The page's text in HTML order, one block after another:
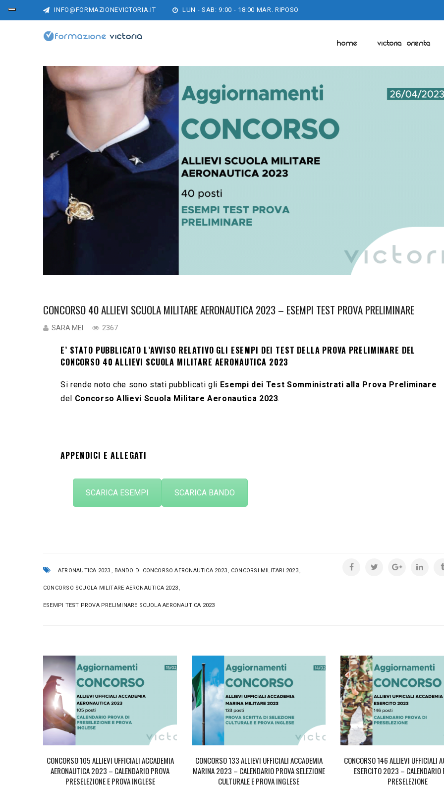
INFO@FORMAZIONEVICTORIA.IT LUN - SAB: 9:00 - 18:00 MAR. RIPOSO
HOME VICTORIA ORIENTA
CONCORSO 40 ALLIEVI SCUOLA MILITARE AERONAUTICA 2023 – ESEMPI TEST PROVA PRELIMINARE
SARA MEI 2367
E’ STATO PUBBLICATO L’AVVISO RELATIVO GLI ESEMPI DEI TEST DELLA PROVA PRELIMINARE DEL
CONCORSO 40 ALLIEVI SCUOLA MILITARE AERONAUTICA 2023
Si rende noto che sono stati pubblicati gli Esempi dei Test Somministrati alla Prova Preliminare
del Concorso Allievi Scuola Militare Aeronautica 2023.
APPENDICI E ALLEGATI
SCARICA ESEMPI SCARICA BANDO
AERONAUTICA 2023 BANDO DI CONCORSO AERONAUTICA 2023 CONCORSI MILITARI 2023
CONCORSO SCUOLA MILITARE AERONAUTICA 2023
ESEMPI TEST PROVA PRELIMINARE SCUOLA AERONAUTICA 2023
CONCORSO 105 ALLIEVI UFFICIALI ACCADEMIA
AERONAUTICA 2023 – CALENDARIO PROVA
PRESELEZIONE E PROVA INGLESE
CONCORSO 133 ALLIEVI UFFICIALI ACCADEMIA
MARINA 2023 – CALENDARIO PROVA SELEZIONE
CULTURALE E PROVA INGLESE
CONCORSO 146 ALLIEVI UFFICIALI
ESERCITO 2023 – CALENDARIO
PRESELEZIONE